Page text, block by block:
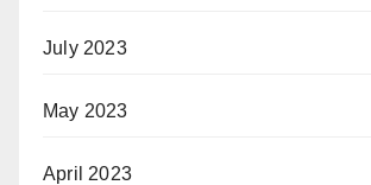
July 2023
May 2023
April 2023